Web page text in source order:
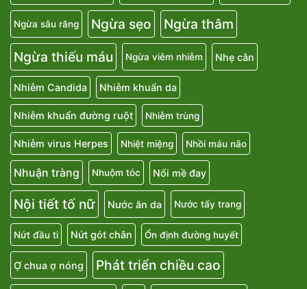
Ngừa sâu răng Ngừa sẹo
Ngừa thâm
Ngừa thiếu máu
Ngừa viêm nhiễm Nhẹ cân
Nhiễm Candida Nhiễm khuẩn da
Nhiễm khuẩn đường ruột Nhiễm trùng
Nhiễm virus Herpes Nhiệt miệng Nhồi máu não
Nhuận tràng Nhuộm tóc Nổi mề đay
Nội tiết tố nữ Nước ăn da Nước tẩy trang
Nứt đầu ti Nứt gót chân Ổn định đường huyết
Ợ chua ợ nóng Phát triển chiều cao